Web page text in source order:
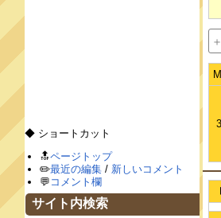
◆ ショートカット
🔝ページトップ
✏️最近の編集 / 新しいコメント
💬 コメント欄
サイト内検索